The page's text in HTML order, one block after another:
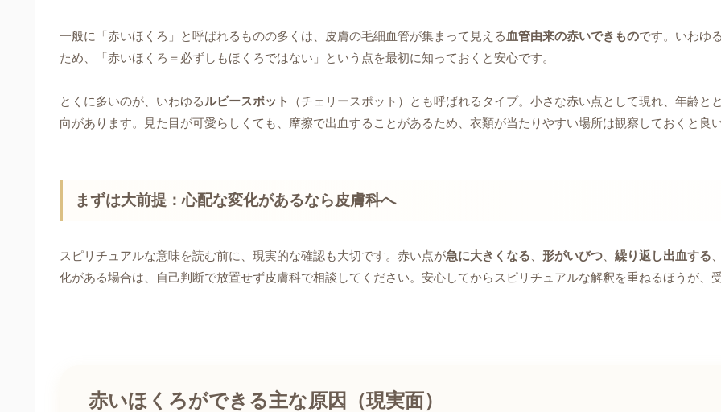
一般に「赤いほくろ」と呼ばれるものの多くは、皮膚の毛細血管が集まって見える 血管由来の赤いできものです。いわゆ
ため、「赤いほくろ＝必ずしもほくろではない」という点を最初に知っておくと安心です。
とくに多いのが、いわゆるルビースポット
（チェリースポット）とも呼ばれるタイプ。小さな赤い点として現れ、年齢
向があります。見た目が可愛らしくても、摩擦で出血することがあるため、衣類が当たりやすい場所は観察しておくと良
まずは大前提：心配な変化があるなら皮膚科へ
スピリチュアルな意味を読む前に、現実的な確認も大切です。赤い点が急に大きくなる 形がいびつ 繰り返し出血する
化がある場合は、自己判断で放置せず皮膚科で相談してください。安心してからスピリチュアルな解釈を重ねるほうが、
赤いほくろができる主な原因（現実面）